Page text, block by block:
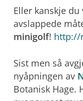
Eller kanskje
avslappede
minigolf! http://
Sist men så
nyåpningen av
Botanisk Hage.